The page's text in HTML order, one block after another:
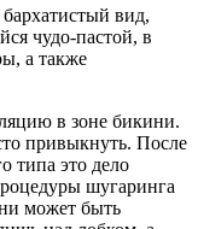
вид,
чудо-пастой, в
а также
в зоне бикини.
привыкнуть. После
типа это дело
шугаринга
может быть